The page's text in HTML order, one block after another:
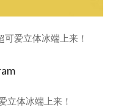
爱立体冰端上来！
立体冰端上来！